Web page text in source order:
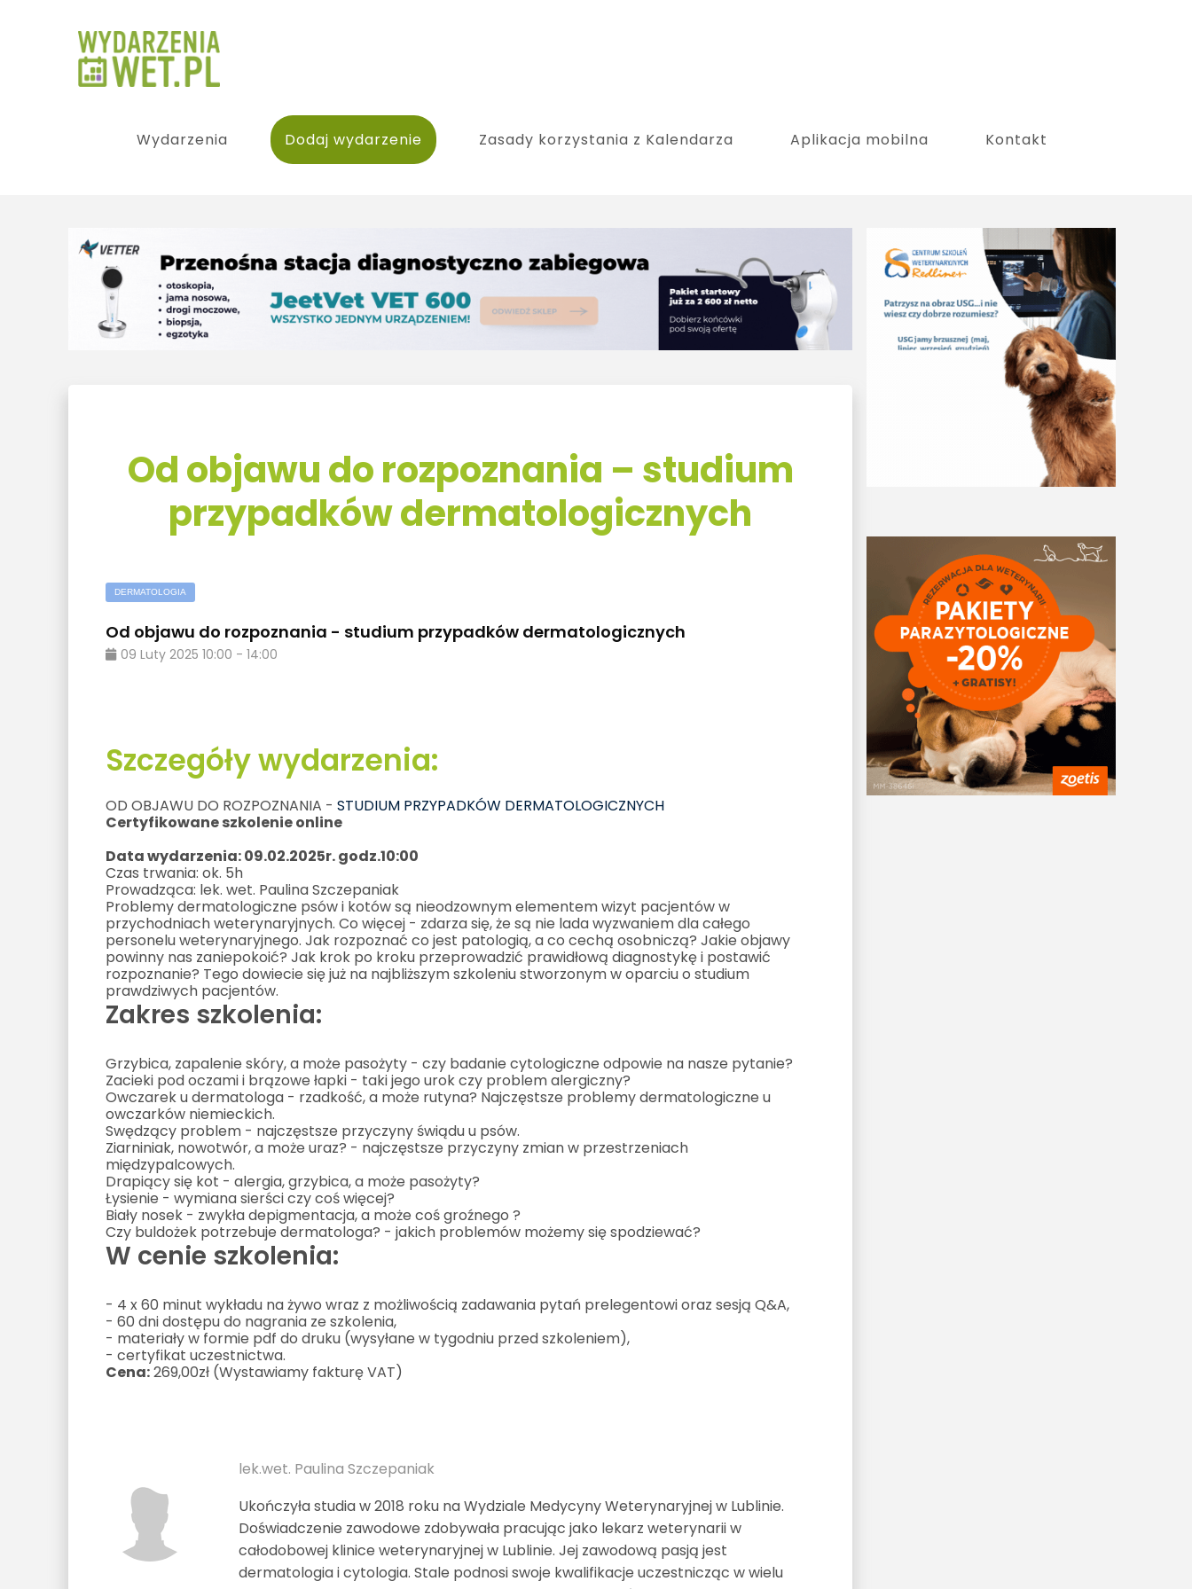
Wydarzenia Dodaj wydarzenie Zasady korzystania z Kalendarza Aplikacja mobilna Kontakt
Od objawu do rozpoznania – studium
przypadków dermatologicznych
DERMATOLOGIA
Od objawu do rozpoznania - studium przypadków dermatologicznych
09 Luty 2025 10:00 -14:00
Szczegóły wydarzenia:
OD OBJAWU DO ROZPOZNANIA -STUDIUM PRZYPADKÓW DERMATOLOGICZNYCH
Certyfikowane szkolenie online
Data wydarzenia: 09.02.2025r. godz.10:00
Czas trwania: ok. 5h
Prowadząca: lek. wet. Paulina Szczepaniak
Problemy dermatologiczne psów i kotów są nieodzownym elementem wizyt pacjentów w
przychodniach weterynaryjnych. Co więcej - zdarza się, że są nie lada wyzwaniem dla całego
personelu weterynaryjnego. Jak rozpoznać co jest patologią, a co cechą osobniczą? Jakie objawy
powinny nas zaniepokoić? Jak krok po kroku przeprowadzić prawidłową diagnostykę i postawić
rozpoznanie? Tego dowiecie się już na najbliższym szkoleniu stworzonym w oparciu o studium
prawdziwych pacjentów.
Zakres szkolenia:
Grzybica, zapalenie skóry, a może pasożyty - czy badanie cytologiczne odpowie na nasze pytanie?
Zacieki pod oczami i brązowe łapki - taki jego urok czy problem alergiczny?
Owczarek u dermatologa - rzadkość, a może rutyna? Najczęstsze problemy dermatologiczne u
owczarków niemieckich.
Swędzący problem - najczęstsze przyczyny świądu u psów.
Ziarniniak, nowotwór, a może uraz? - najczęstsze przyczyny zmian w przestrzeniach
międzypalcowych.
Drapiący się kot - alergia, grzybica, a może pasożyty?
Łysienie - wymiana sierści czy coś więcej?
Biały nosek - zwykła depigmentacja, a może coś groźnego ?
Czy buldożek potrzebuje dermatologa? - jakich problemów możemy się spodziewać?
W cenie szkolenia:
- 4 x 60 minut wykładu na żywo wraz z możliwością zadawania pytań prelegentowi oraz sesją Q&A,
- 60 dni dostępu do nagrania ze szkolenia,
- materiały w formie pdf do druku (wysyłane w tygodniu przed szkoleniem),
- certyfikat uczestnictwa.
Cena:269,00zł (Wystawiamy fakturę VAT)
lek.wet. Paulina Szczepaniak
Ukończyła studia w 2018 roku na Wydziale Medycyny Weterynaryjnej w Lublinie.
Doświadczenie zawodowe zdobywała pracując jako lekarz weterynarii w
całodobowej klinice weterynaryjnej w Lublinie. Jej zawodową pasją jest
dermatologia i cytologia. Stale podnosi swoje kwalifikacje uczestnicząc w wielu